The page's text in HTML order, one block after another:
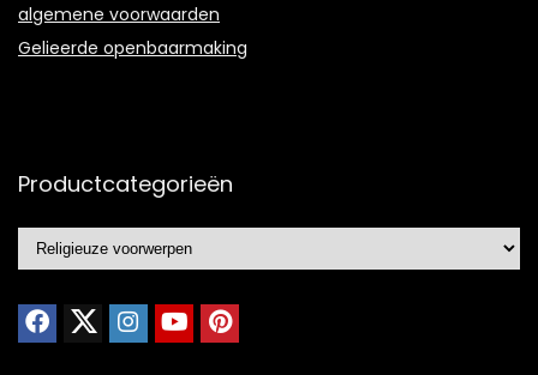
algemene voorwaarden
Gelieerde openbaarmaking
Productcategorieën